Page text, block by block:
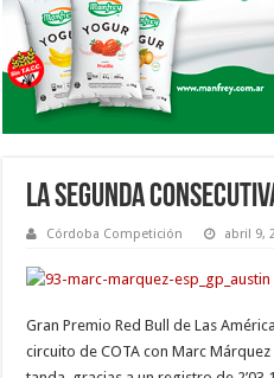
LA SEGUNDA
Córdoba Competición abril 9,
Gran Premio Red Bull de Las
circuito de COTA con Marc